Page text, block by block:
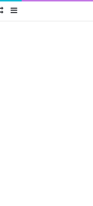
Τυχαίο Αρθρό
Sidebar